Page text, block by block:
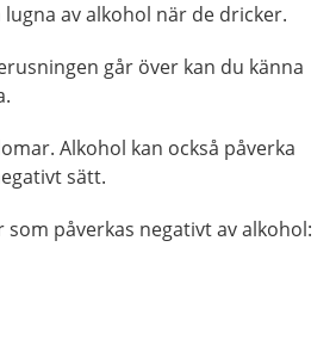
av alkohol när de dricker.
går över kan du känna
Alkohol kan också påverka
sätt.
påverkas negativt av alkohol: